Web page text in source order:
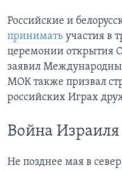
Российские и
принимать участия в
церемонии открытия
заявил
МОК также призвал
российских Играх
Война
Не позднее мая в